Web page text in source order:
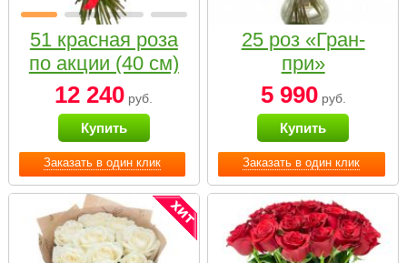
Заказать в один клик
51 красная роза
по акции (40 см)
12 240 руб.
Купить
Заказать в один клик
25 роз «Гран-
при»
5 990руб.
Купить